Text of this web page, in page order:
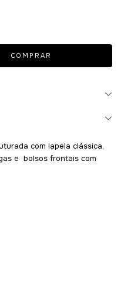
com lapela clássica,
e bolsos frontais com